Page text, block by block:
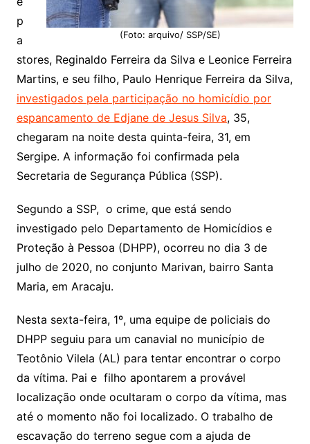
(Foto: arquivo/ SSP/SE)
p
a
stores, Reginaldo Ferreira da Silva e Leonice Ferreira
Martins, e seu filho, Paulo Henrique Ferreira da Silva,
investigados pela participação no homicídio por
espancamento de Edjane de Jesus Silva, 35,
chegaram na noite desta quinta-feira, 31, em
Sergipe. A informação foi confirmada pela
Secretaria de Segurança Pública (SSP).
Segundo a SSP, o crime, que está sendo
investigado pelo Departamento de Homicídios e
Proteção à Pessoa (DHPP), ocorreu no dia 3 de
julho de 2020, no conjunto Marivan, bairro Santa
Maria, em Aracaju.
Nesta sexta-feira, 1º, uma equipe de policiais do
DHPP seguiu para um canavial no município de
Teotônio Vilela (AL) para tentar encontrar o corpo
da vítima. Pai e filho apontarem a provável
localização onde ocultaram o corpo da vítima, mas
até o momento não foi localizado. O trabalho de
escavação do terreno segue com a ajuda de